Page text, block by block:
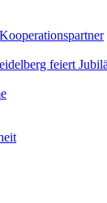
feiert